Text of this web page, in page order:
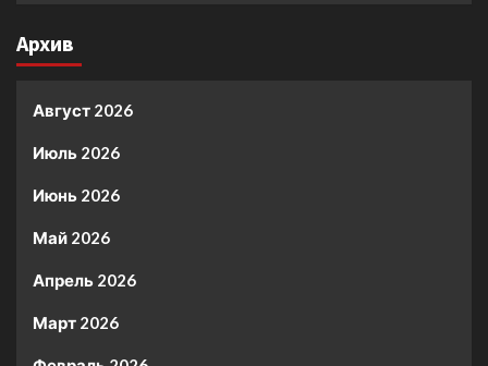
Архив
Август 2026
Июль 2026
Июнь 2026
Май 2026
Апрель 2026
Март 2026